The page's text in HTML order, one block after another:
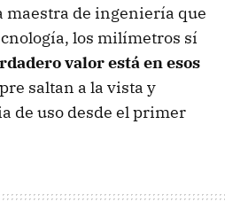
maestra de ingeniería que
los milímetros sí
valor está en esos
saltan a la vista y
de uso desde el primer